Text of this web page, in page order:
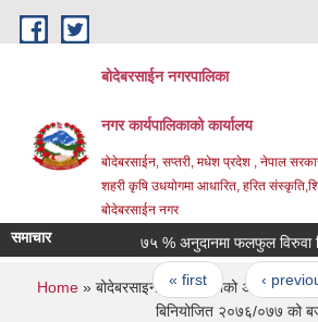
Skip to main content
बोदेबरसाईन नगरपालिका
नगर कार्यपालिकाको कार्यालय
बोदेबरसाईन, सप्तरी, मधेश प्रदेश , नेपाल
शहरी कृषि उधयोगमा आधारित, हरित
बोदेबरसाईन नगर
समाचार ७५ % अनुदानमा फलफुल विरुवा
Pages
« first ‹ previous
You are here
Home» बोदेबरसाइन नगरपालिकाको अषाढ २९
बिनियोजित २०७६/०७७ को